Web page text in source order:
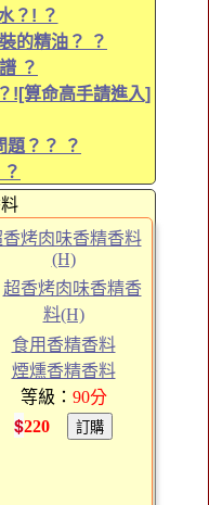
？! ？
的精油？ ？
？
![算命高手請進入]
題？？ ？
香烤肉味香精香料
(H)
食用香精香料
煙燻香精香料
等級： 90分
$220